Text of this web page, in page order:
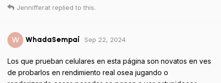
Jennifferat replied to this.
W WhadaSempai Sep 22, 2024
Los que prueban celulares en esta página son novatos en ves
de probarlos en rendimiento real osea jugando o